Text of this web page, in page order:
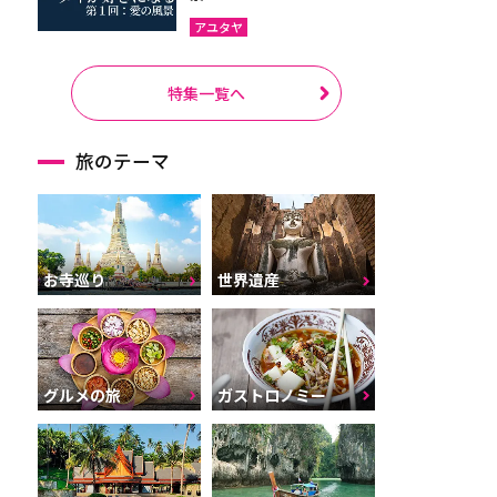
アユタヤ
特集一覧へ
旅のテーマ
お寺巡り 世界遺産
グルメの旅 ガストロノミー